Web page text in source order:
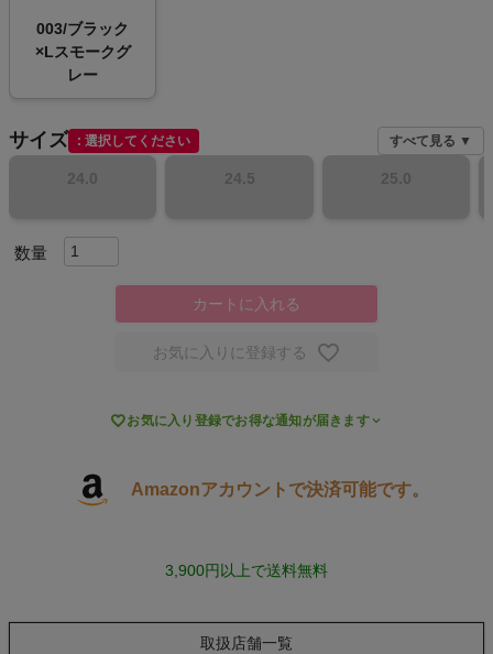
メンズスポーツウェア
スポーツシューズ
もっと見る
003/ブラック
×Lスモークグ
レー
サイズ 選択してください すべて見る ▼
24.0 24.5 25.0
カートに入れる
お気に入りに登録する
お気に入り登録でお得な通知が届きます
Amazonアカウントで決済可能です。
3,900円以上で送料無料
取扱店舗一覧